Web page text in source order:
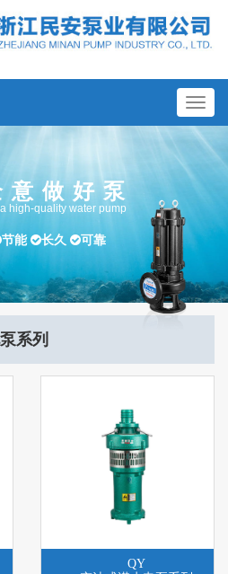
切
换
导
意做好泵
high-quality water pump
节能 长久 可靠
系列
QY